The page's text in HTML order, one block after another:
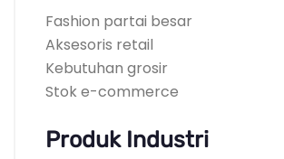
Fashion partai besar
Aksesoris retail
Kebutuhan grosir
Stok e-commerce
Produk Industri